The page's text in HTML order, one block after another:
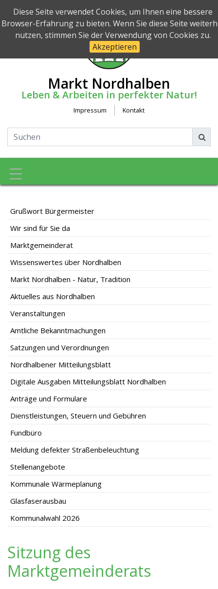
Diese Seite verwendet Cookies, um Ihnen eine bessere
Browser-Erfahrung zu bieten. Wenn Sie diese Seite
nutzen, stimmen Sie der Verwendung von Cookies zu.
Akzeptieren
Markt Nordhalben
Leben & Arbeiten in perfekter Natur!
Impressum Kontakt
Toggle navigation
Grußwort Bürgermeister
Wir sind für Sie da
Marktgemeinderat
Wissenswertes über Nordhalben
Markt Nordhalben - Natur, Tradition
Aktuelles aus Nordhalben
Veranstaltungen
Amtliche Bekanntmachungen
Satzungen und Verordnungen
Nordhalbener Mitteilungsblatt
Digitale Ausgaben Mitteilungsblatt Nordhalben
Anträge und Formulare
Dienstleistungen, Steuern und Gebühren
Fundbüro
Meldung defekter Straßenbeleuchtung
Stellenangebote
Kommunale Wärmeplanung
Glasfaserausbau
Kommunalwahl 2026
Sitzung des
Marktgemeinderats